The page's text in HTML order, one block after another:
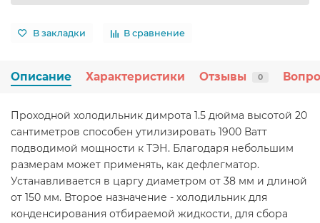
В закладки В сравнение
Описание Характеристики Отзывы 0
Проходной холодильник димрота 1.5 дюйма высотой 20
сантиметров способен утилизировать 1900 Ватт
подводимой мощности к ТЭН. Благодаря небольшим
размерам может применять, как дефлегматор.
Устанавливается в царгу диаметром от 38 мм и длиной
от 150 мм. Второе назначение - холодильник для
конденсирования отбираемой жидкости, для сбора